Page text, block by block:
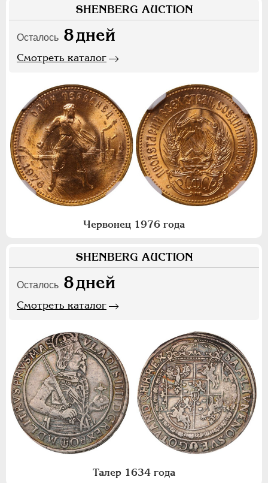
SHENBERG AUCTION
Осталось 8дней
Смотреть каталог
Червонец 1976 года
SHENBERG AUCTION
Осталось 8дней
Смотреть каталог
Талер 1634 года